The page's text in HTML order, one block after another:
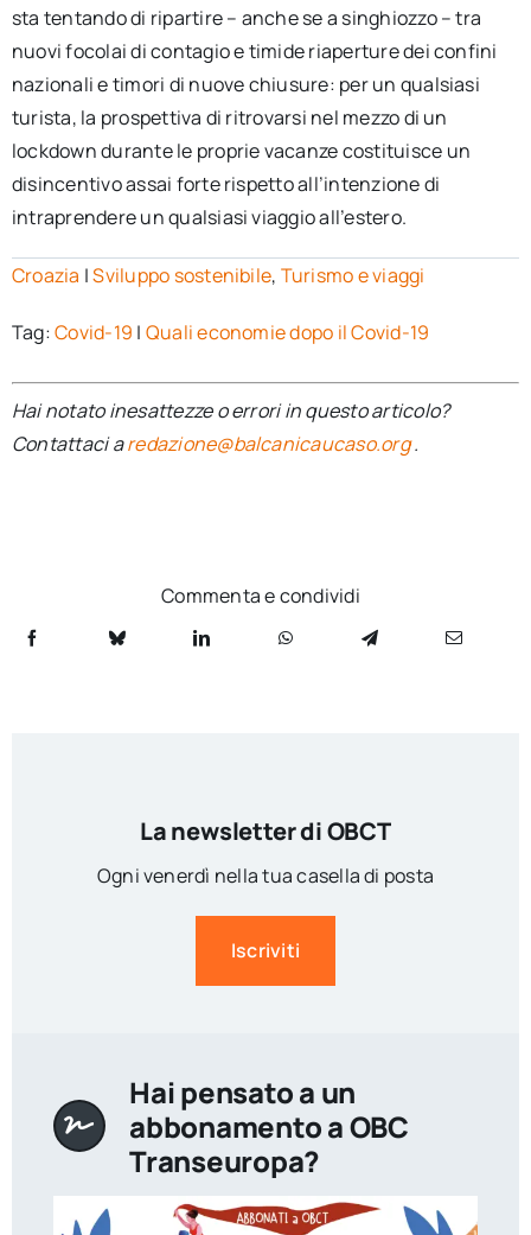
sta tentando di ripartire – anche se a singhiozzo – tra
nuovi focolai di contagio e timide riaperture dei confini
nazionali e timori di nuove chiusure: per un qualsiasi
turista, la prospettiva di ritrovarsi nel mezzo di un
lockdown durante le proprie vacanze costituisce un
disincentivo assai forte rispetto all’intenzione di
intraprendere un qualsiasi viaggio all’estero.
Croazia |Sviluppo sostenibile, Turismo e viaggi
Tag:Covid-19 | Quali economie dopo il Covid-19
Hai notato inesattezze o errori in questo articolo?
Contattaci aredazione@balcanicaucaso.org.
Commenta e condividi
La newsletter di OBCT
Ogni venerdì nella tua casella di posta
Iscriviti
Hai pensato a un
abbonamento a OBC
Transeuropa?